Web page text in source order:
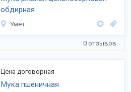
обдирная
Умет
0 отзывов
Цена договорная
Мука пшеничная